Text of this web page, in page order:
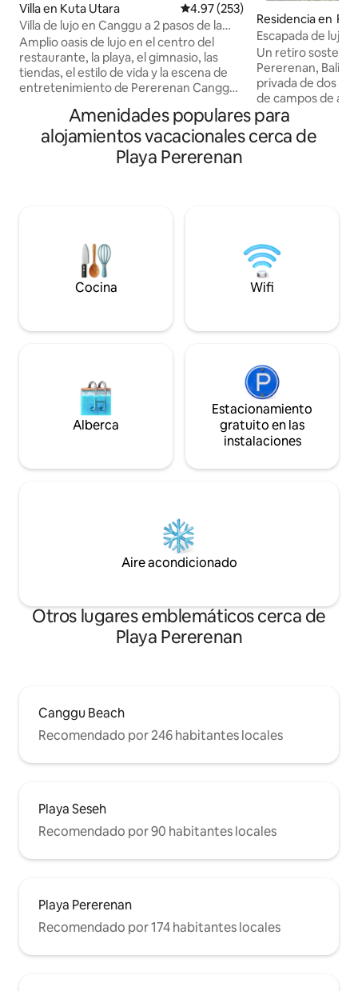
Villa en Kuta Utara Calificación promedio: 4.97 de
4.97 (253)
Villa de lujo en Canggu a 2 pasos de la
playa y el entretenimiento
Amplio oasis de lujo en el centro del
restaurante, la playa, el gimnasio, las
tiendas, el estilo de vida y la escena de
entretenimiento de Pererenan Canggu.
con bonita piscina. Fácil acceso a pie a las
calles principales. Desayuno y limpieza 5
días a la semana. Enorme sala de estar
separada con aire acondicionado. 2
especiales. 3 televisores que incluyen
Sony de 75". Fácil acceso a los clubes
Berawa y Echo Beach Finns, Atlas, The
Lawn, etc.
Residencia en
Escapada de lujo:
con piscina y
Un retiro
Pererenan, Bali.
privada de dos
de campos de
un río que fluye
histórico. A
playas, ofrece un
disponibles para
sean sencillas.
nosotros para
Amenidades populares para
alojamientos vacacionales cerca de
Playa Pererenan
Cocina Wifi
Alberca
Estacionamiento
gratuito en las
instalaciones
Aire acondicionado
Otros lugares emblemáticos cerca de
Playa Pererenan
Canggu Beach
Recomendado por 246 habitantes locales
Playa Seseh
Recomendado por 90 habitantes locales
Playa Pererenan
Recomendado por 174 habitantes locales